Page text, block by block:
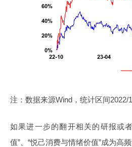
注：数据来源Wind，统计区间
如果进一步的翻开相关的研报或
值”、“悦己消费与情绪价值”成为高频